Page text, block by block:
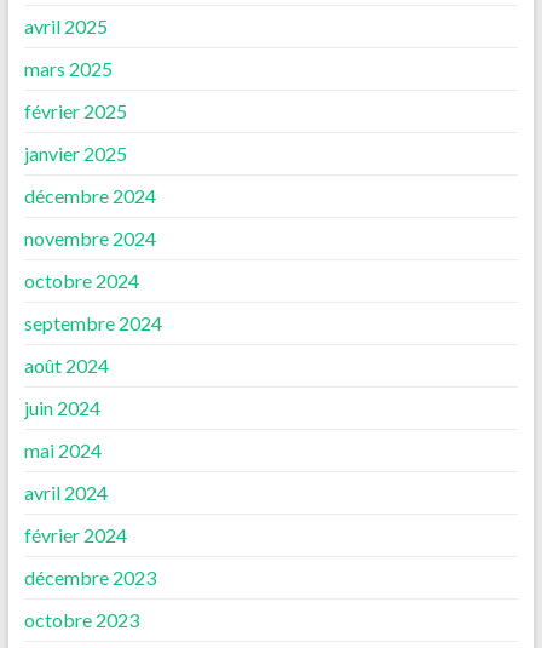
avril 2025
mars 2025
février 2025
janvier 2025
décembre 2024
novembre 2024
octobre 2024
septembre 2024
août 2024
juin 2024
mai 2024
avril 2024
février 2024
décembre 2023
octobre 2023